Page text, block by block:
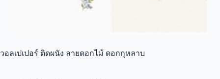
วอลเปเปอร์ ติดผนัง ลายดอกไม้ ดอกกุหลาบ